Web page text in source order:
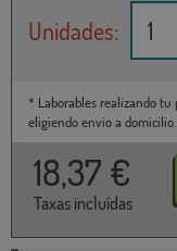
Unidades:
* Laborables realizando tu
eligiendo envío a domicilio.
18,37 €
Taxas incluídas